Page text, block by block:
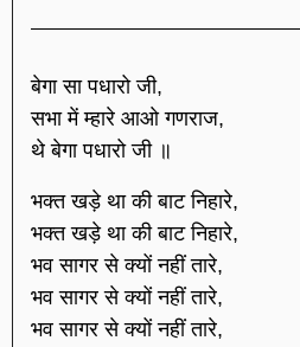
बेगा सा पधारो जी,
सभा में म्हारे आओ गणराज,
थे बेगा पधारो जी ॥
भक्त खड़े था की बाट निहारे,
भक्त खड़े था की बाट निहारे,
भव सागर से क्यों नहीं तारे,
भव सागर से क्यों नहीं तारे,
भव सागर से क्यों नहीं तारे,